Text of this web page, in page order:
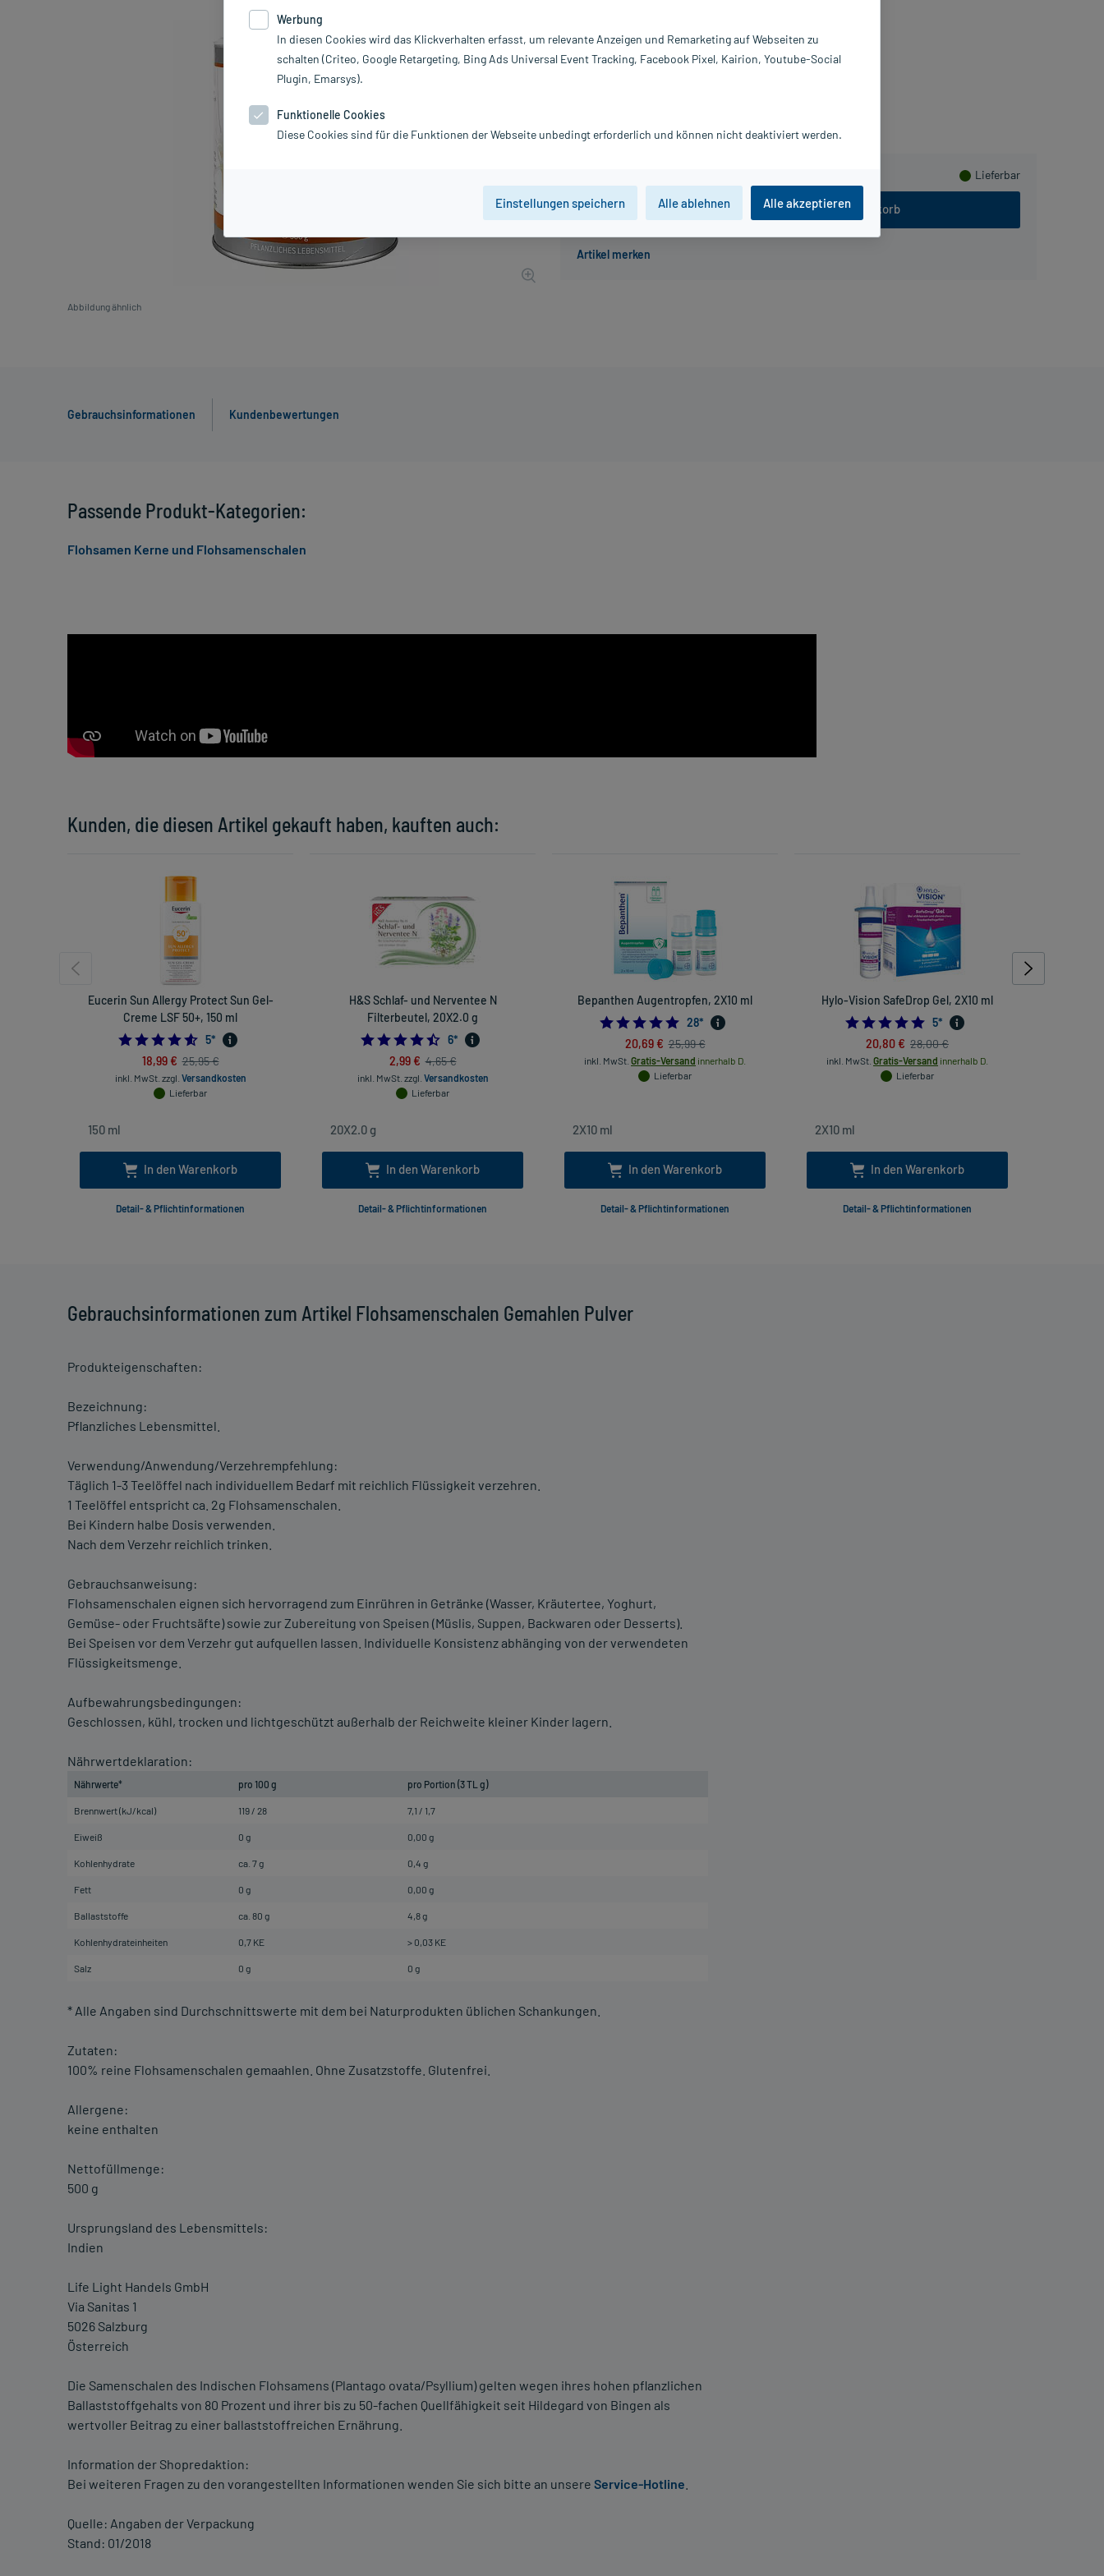
Abbildung ähnlich
Grundpreis: 34,10 € / kg
Lieferbar
In den Warenkorb
Hersteller:
APOZEN VERTRIEBS GmbH
Gebrauchsinformationen Kundenbewertungen
Gebrauchsinformationen zum Artikel Flohsamenschalen Gemahlen Pulver
Produkteigenschaften:
Bezeichnung:
Pflanzliches Lebensmittel.
Verwendung/Anwendung/Verzehrempfehlung:
Täglich 1-3 Teelöffel nach individuellem Bedarf mit reichlich Flüssigkeit verzehren.
1 Teelöffel entspricht ca. 2g Flohsamenschalen.
Bei Kindern halbe Dosis verwenden.
Nach dem Verzehr reichlich trinken.
Gebrauchsanweisung:
Flohsamenschalen eignen sich hervorragend zum Einrühren in Getränke (Wasser, Kräutertee, Yoghurt,
Gemüse- oder Fruchtsäfte) sowie zur Zubereitung von Speisen (Müslis, Suppen, Backwaren oder Desserts).
Bei Speisen vor dem Verzehr gut aufquellen lassen. Individuelle Konsistenz abhänging von der verwendeten
Flüssigkeitsmenge.
Aufbewahrungsbedingungen:
Geschlossen, kühl, trocken und lichtgeschützt außerhalb der Reichweite kleiner Kinder lagern.
Nährwertdeklaration:
Nährwerte* pro 100 g pro Portion (3 TL g)
Brennwert (kJ/kcal) 119 / 28 7,1 / 1,7
Eiweiß 0 g 0,00 g
Kohlenhydrate ca. 7 g 0,4 g
Fett 0 g 0,00 g
Ballaststoffe ca. 80 g 4,8 g
Kohlenhydrateinheiten 0,7 KE > 0,03 KE
Salz 0 g 0 g
* Alle Angaben sind Durchschnittswerte mit dem bei Naturprodukten üblichen Schankungen.
Zutaten:
100% reine Flohsamenschalen gemaahlen. Ohne Zusatzstoffe. Glutenfrei.
Allergene:
keine enthalten
Nettofüllmenge:
500 g
Ursprungsland des Lebensmittels:
Indien
Life Light Handels GmbH
Via Sanitas 1
5026 Salzburg
Österreich
Die Samenschalen des Indischen Flohsamens (Plantago ovata/Psyllium) gelten wegen ihres hohen pflanzlichen
Ballaststoffgehalts von 80 Prozent und ihrer bis zu 50-fachen Quellfähigkeit seit Hildegard von Bingen als
wertvoller Beitrag zu einer ballaststoffreichen Ernährung.
Information der Shopredaktion:
Bei weiteren Fragen zu den vorangestellten Informationen wenden Sie sich bitte an unsere Service-Hotline
Quelle: Angaben der Verpackung
Stand: 01/2018
Kunden, die diesen Artikel gekauft haben, kauften auch:
Eucerin Sun Allergy Protect Sun Gel-
Creme LSF 50+, 150 ml
4.6
5*
18,99 € 25,95 €
inkl. MwSt. zzgl. Versandkosten
Lieferbar
In den Warenkorb
Detail- & Pflichtinformationen
H&S Schlaf- und Nerventee N
Filterbeutel, 20X2.0 g
4.5
6*
2,99 € 4,65 €
inkl. MwSt. zzgl. Versandkosten
Lieferbar
In den Warenkorb
Detail- & Pflichtinformationen
Bepanthen Augentropfen, 2X10 ml
5.0
28*
20,69 € 25,99 €
inkl. MwSt. Gratis-Versand innerhalb D.
Lieferbar
In den Warenkorb
Detail- & Pflichtinformationen
Hylo-Vision SafeDrop Gel, 2X10 ml
5.0
5*
20,80 € 28,00 €
inkl. MwSt. Gratis-Versand innerhalb D.
Lieferbar
In den Warenkorb
Detail- & Pflichtinformationen
Passende Produkt-Kategorien:
Flohsamen Kerne und Flohsamenschalen
Werbung
In diesen Cookies wird das Klickverhalten erfasst, um relevante Anzeigen und Remarketing auf Webseiten zu
schalten (Criteo, Google Retargeting, Bing Ads Universal Event Tracking, Facebook Pixel, Kairion, Youtube-Social
Plugin, Emarsys).
Funktionelle Cookies
Diese Cookies sind für die Funktionen der Webseite unbedingt erforderlich und können nicht deaktiviert werden.
Einstellungen speichern Alle ablehnen Alle akzeptieren